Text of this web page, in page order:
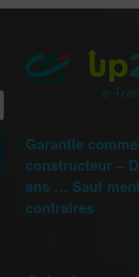
Garantie
constructeur –
ans … Sauf
contraires